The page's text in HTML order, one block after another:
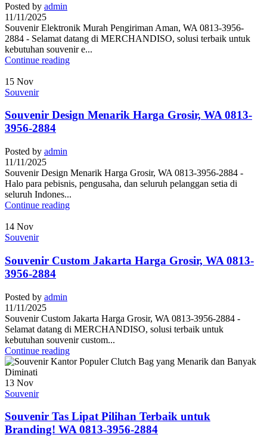
Posted by admin
11/11/2025
Souvenir Elektronik Murah Pengiriman Aman, WA 0813-3956-
2884 - Selamat datang di MERCHANDISO, solusi terbaik untuk
kebutuhan souvenir e...
Continue reading
15 Nov
Souvenir
Souvenir Design Menarik Harga Grosir, WA 0813-
3956-2884
Posted by admin
11/11/2025
Souvenir Design Menarik Harga Grosir, WA 0813-3956-2884 -
Halo para pebisnis, pengusaha, dan seluruh pelanggan setia di
seluruh Indones...
Continue reading
14 Nov
Souvenir
Souvenir Custom Jakarta Harga Grosir, WA 0813-
3956-2884
Posted by admin
11/11/2025
Souvenir Custom Jakarta Harga Grosir, WA 0813-3956-2884 -
Selamat datang di MERCHANDISO, solusi terbaik untuk
kebutuhan souvenir custom...
Continue reading
13 Nov
Souvenir
Souvenir Tas Lipat Pilihan Terbaik untuk
Branding! WA 0813-3956-2884